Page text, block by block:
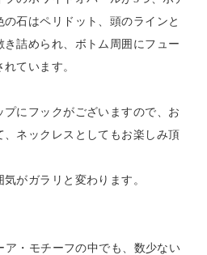
石はペリドット、頭のラインと
詰められ、ボトム周囲にフュー
ています。
にフックがございますので、お
ネックレスとしてもお楽しみ頂
がガラリと変わります。
ア・モチーフの中でも、数少ない